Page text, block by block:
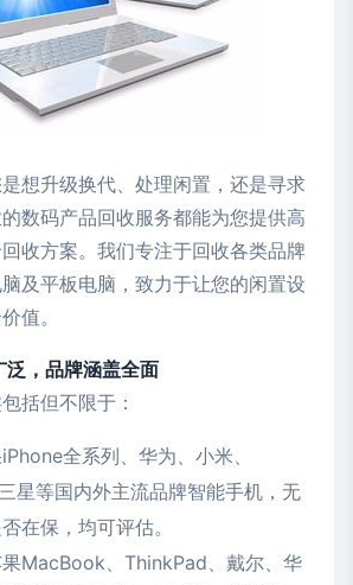
想升级换代、处理闲置，还是寻求
数码产品回收服务都能为您提供高
收方案。我们专注于回收各类品牌
及平板电脑，致力于让您的闲置设
值。
泛，品牌涵盖全面
括但不限于：
全系列、华为、小米、
星等国内外主流品牌智能手机，无
在保，均可评估。
果MacBook、ThinkPad、戴尔、华